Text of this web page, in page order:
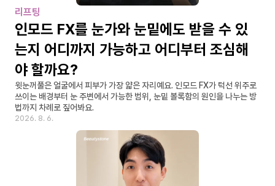
리프팅
인모드 FX를 눈가와 눈밑에도 받을 수 있
는지 어디까지 가능하고 어디부터 조심해
야 할까요?
윗눈꺼풀은 얼굴에서 피부가 가장 얇은 자리예요. 인모드 FX가 턱선 위주로
쓰이는 배경부터 눈 주변에서 가능한 범위, 눈밑 볼록함의 원인을 나누는 방
법까지 차례로 짚어봐요.
2026. 8. 6.